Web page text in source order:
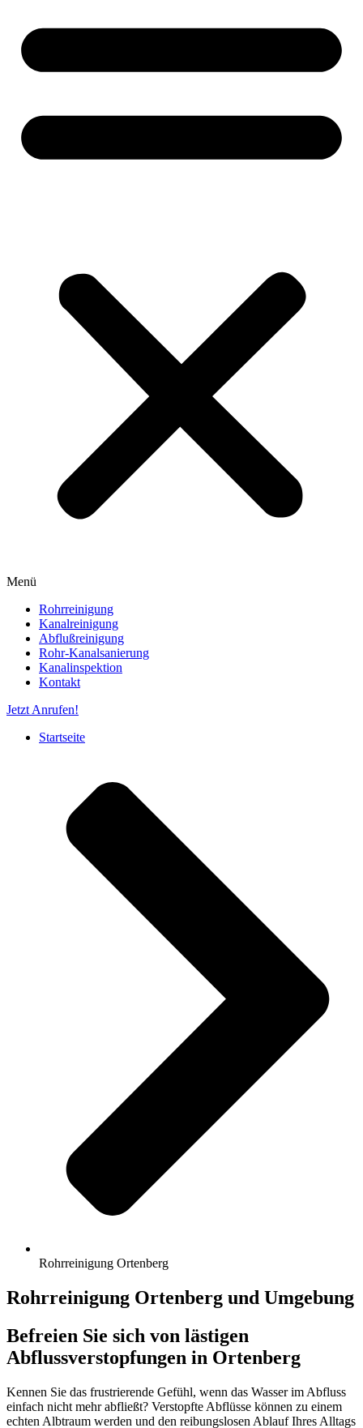
Menü
Rohrreinigung
Kanalreinigung
Abflußreinigung
Rohr-Kanalsanierung
Kanalinspektion
Kontakt
Jetzt Anrufen!
Startseite
Rohrreinigung Ortenberg
Rohrreinigung Ortenberg und Umgebung
Befreien Sie sich von lästigen
Abflussverstopfungen in Ortenberg
Kennen Sie das frustrierende Gefühl, wenn das Wasser im Abfluss
einfach nicht mehr abfließt? Verstopfte Abflüsse können zu einem
echten Albtraum werden und den reibungslosen Ablauf Ihres Alltags